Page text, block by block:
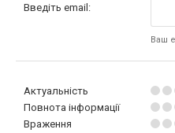
Введіть email:
Ваш
Актуальність
Повнота інформації
Враження